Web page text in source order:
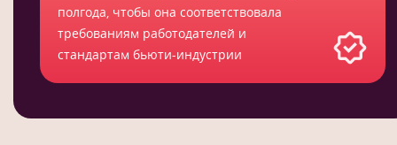
полгода, чтобы она соответствовала
требованиям работодателей и
стандартам бьюти-индустрии